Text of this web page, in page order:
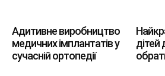
Адитивне виробництво
медичних імплантатів у
сучасній ортопедії
дітей